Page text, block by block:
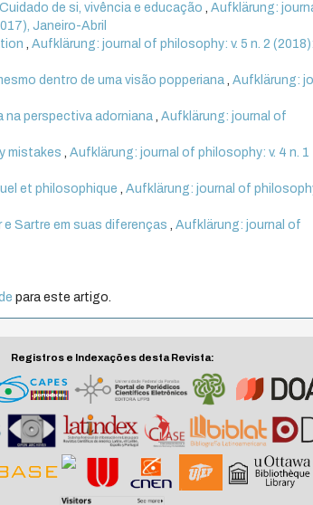
de si, vivência e educação,Aufklärung:
Janeiro-Abril
,Aufklärung: journal of philosophy: v. 5 n. 2 (2018):
dentro de uma visão popperiana,Aufklärung:
na perspectiva adorniana,Aufklärung: journal of
mistakes,Aufklärung: journal of philosophy: v. 4 n. 1
et philosophique,Aufklärung: journal of
e Sartre em suas diferenças,Aufklärung: journal of
para este artigo.
Registros e Indexações desta Revista: